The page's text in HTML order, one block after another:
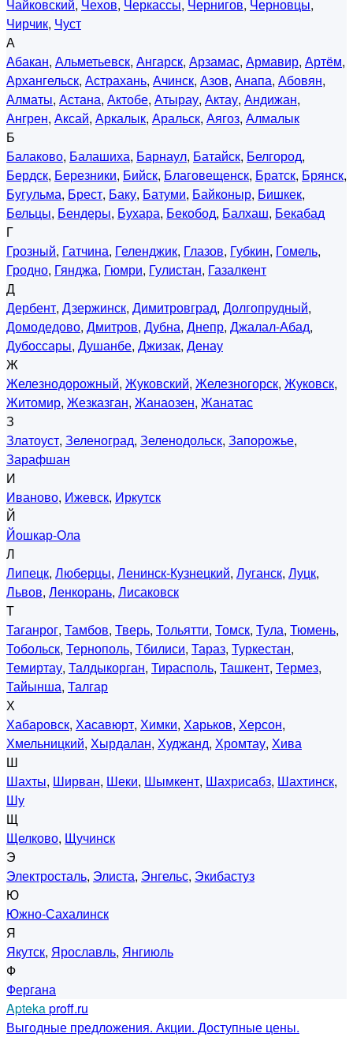
Чайковский, Чехов, Черкассы, Чернигов, Черновцы,
Чирчик, Чуст
А
Абакан, Альметьевск, Ангарск, Арзамас, Армавир, Артём,
Архангельск, Астрахань, Ачинск, Азов, Анапа, Абовян,
Алматы, Астана, Актобе, Атырау, Актау, Андижан,
Ангрен, Аксай, Аркалык, Аральск, Аягоз, Алмалык
Б
Балаково, Балашиха, Барнаул, Батайск, Белгород,
Бердск, Березники, Бийск, Благовещенск, Братск, Брянск,
Бугульма, Брест, Баку, Батуми, Байконыр, Бишкек,
Бельцы, Бендеры, Бухара, Бекобод, Балхаш, Бекабад
Г
Грозный, Гатчина, Геленджик, Глазов, Губкин, Гомель,
Гродно, Гянджа, Гюмри, Гулистан, Газалкент
Д
Дербент, Дзержинск, Димитровград, Долгопрудный,
Домодедово, Дмитров, Дубна, Днепр, Джалал-Абад,
Дубоссары, Душанбе, Джизак, Денау
Ж
Железнодорожный, Жуковский, Железногорск, Жуковск,
Житомир, Жезказган, Жанаозен, Жанатас
З
Златоуст, Зеленоград, Зеленодольск, Запорожье,
Зарафшан
И
Иваново, Ижевск, Иркутск
Й
Йошкар-Ола
Л
Липецк, Люберцы, Ленинск-Кузнецкий, Луганск, Луцк,
Львов, Ленкорань, Лисаковск
Т
Таганрог, Тамбов, Тверь, Тольятти, Томск, Тула, Тюмень,
Тобольск, Тернополь, Тбилиси, Тараз, Туркестан,
Темиртау, Талдыкорган, Тирасполь, Ташкент, Термез,
Тайынша, Талгар
Х
Хабаровск, Хасавюрт, Химки, Харьков, Херсон,
Хмельницкий, Хырдалан, Худжанд, Хромтау, Хива
Ш
Шахты, Ширван, Шеки, Шымкент, Шахрисабз, Шахтинск,
Шу
Щ
Щелково, Щучинск
Э
Электросталь, Элиста, Энгельс, Экибастуз
Ю
Южно-Сахалинск
Я
Якутск, Ярославль, Янгиюль
Ф
Фергана
Aptekaproff.ru
Выгодные предложения. Акции. Доступные цены.